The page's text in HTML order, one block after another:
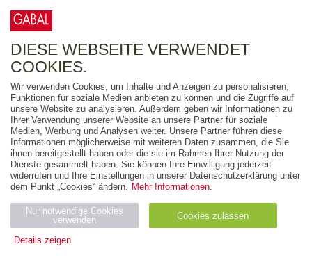
FREITEXT
AUSGABEART
AUS DER REIHE
ZUM THEMA
Neuerscheinung
Bestseller
PREIS
DIESE WEBSEITE VERWENDET
COOKIES.
Wir verwenden Cookies, um Inhalte und Anzeigen zu personalisieren,
Funktionen für soziale Medien anbieten zu können und die Zugriffe auf
unsere Website zu analysieren. Außerdem geben wir Informationen zu
Ihrer Verwendung unserer Website an unsere Partner für soziale
Medien, Werbung und Analysen weiter. Unsere Partner führen diese
Informationen möglicherweise mit weiteren Daten zusammen, die Sie
ihnen bereitgestellt haben oder die sie im Rahmen Ihrer Nutzung der
Dienste gesammelt haben. Sie können Ihre Einwilligung jederzeit
widerrufen und Ihre Einstellungen in unserer Datenschutzerklärung unter
dem Punkt „Cookies“ ändern. Mehr Informationen.
Nur notwendige Cookies
verwenden
Cookies zulassen
Details zeigen